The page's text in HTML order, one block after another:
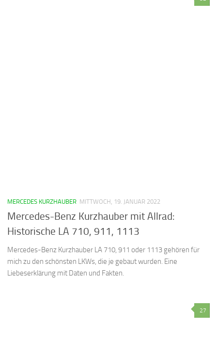
MERCEDES KURZHAUBER MITTWOCH, 19. JANUAR 2022
Mercedes-Benz Kurzhauber mit Allrad:
Historische LA 710, 911, 1113
Mercedes-Benz Kurzhauber LA 710, 911 oder 1113 gehören für
mich zu den schönsten LKWs, die je gebaut wurden. Eine
Liebeserklärung mit Daten und Fakten.
27